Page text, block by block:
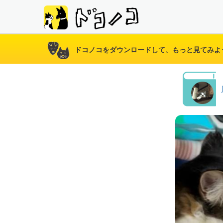
ドコノコをダウンロードして、もっと見てみ